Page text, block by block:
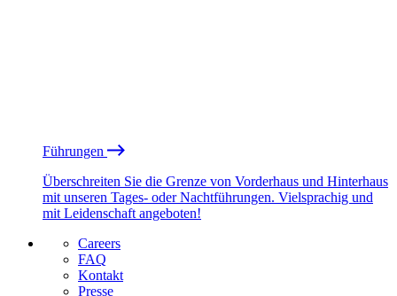
Führungen
Überschreiten Sie die Grenze von Vorderhaus und Hinterhaus
mit unseren Tages- oder Nachtführungen. Vielsprachig und
mit Leidenschaft angeboten!
Careers
FAQ
Kontakt
Presse